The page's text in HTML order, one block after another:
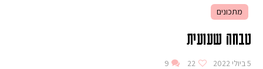
מתכונים
טבחה שעועית
5 ביולי 2022 22
9